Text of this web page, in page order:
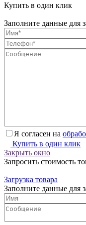
Купить в один клик
Заполните данные для
Я согласен на
Купить в один клик
Закрыть окно
Запросить стоимость
Загрузка товара
Заполните данные для